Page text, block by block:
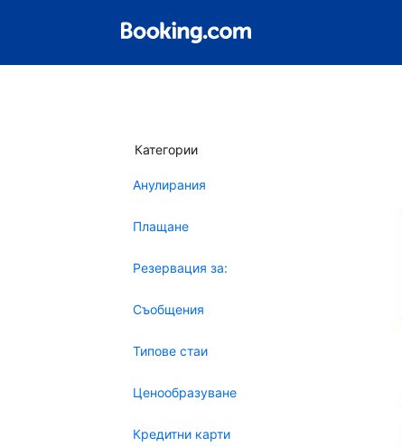
Категории
Анулирания
Плащане
Резервация за:
Съобщения
Типове стаи
Ценообразуване
Кредитни карти